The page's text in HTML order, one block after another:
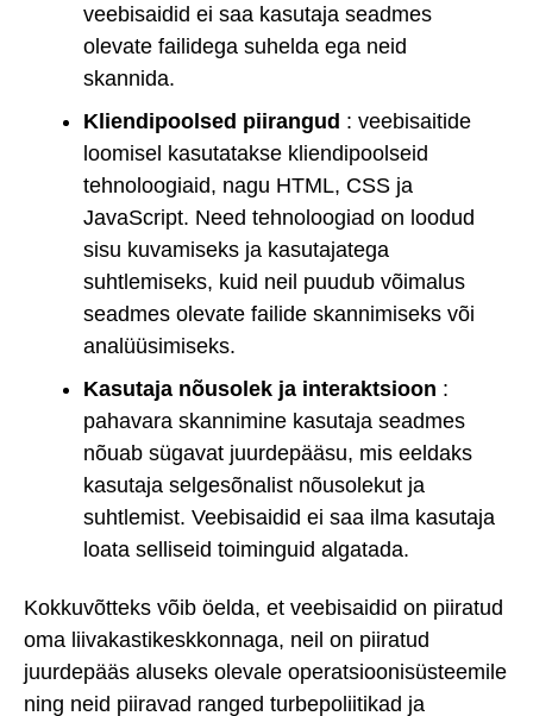
veebisaidid ei saa kasutaja seadmes
olevate failidega suhelda ega neid
skannida.
Kliendipoolsed piirangud : veebisaitide
loomisel kasutatakse kliendipoolseid
tehnoloogiaid, nagu HTML, CSS ja
JavaScript. Need tehnoloogiad on loodud
sisu kuvamiseks ja kasutajatega
suhtlemiseks, kuid neil puudub võimalus
seadmes olevate failide skannimiseks või
analüüsimiseks.
Kasutaja nõusolek ja interaktsioon :
pahavara skannimine kasutaja seadmes
nõuab sügavat juurdepääsu, mis eeldaks
kasutaja selgesõnalist nõusolekut ja
suhtlemist. Veebisaidid ei saa ilma kasutaja
loata selliseid toiminguid algatada.
Kokkuvõtteks võib öelda, et veebisaidid on piiratud
oma liivakastikeskkonnaga, neil on piiratud
juurdepääs aluseks olevale operatsioonisüsteemile
ning neid piiravad ranged turbepoliitikad ja